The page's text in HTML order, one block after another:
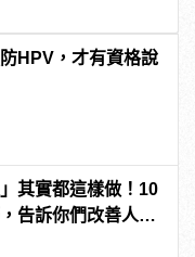
HPV，才有資格說
其實都這樣做！10
告訴你們改善人際